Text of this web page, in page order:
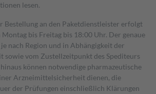
lesen.
Bestellung an den Paketdienstleister erfolgt
bis Freitag bis 18:00 Uhr. Der genaue
nach Region und in Abhängigkeit der
sowie vom Zustellzeitpunkt des Spediteurs
können notwendige pharmazeutische
Arzneimittelsicherheit dienen, die
der Prüfungen einschließlich Klärungen